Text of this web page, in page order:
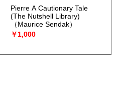
Pierre A Cautionary Tale
(The Nutshell Library)
（Maurice Sendak）
￥1,000